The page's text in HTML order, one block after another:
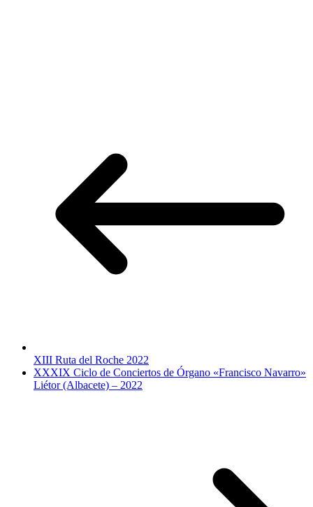
XIII Ruta del Roche 2022
XXXIX Ciclo de Conciertos de Órgano «Francisco Navarro»
Liétor (Albacete) – 2022